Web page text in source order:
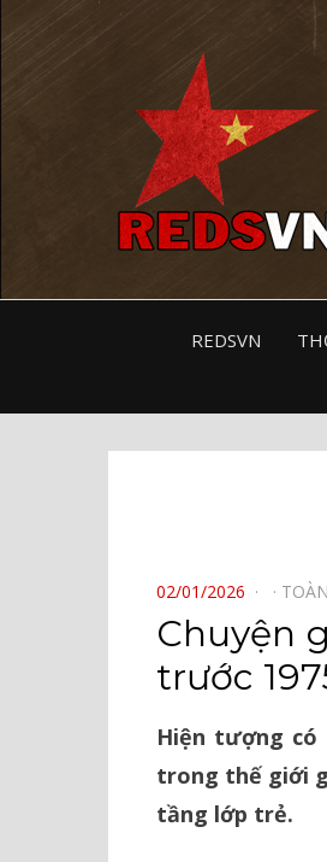
REDSVN
POSTED
ON
02/01/2026
Chuyện
trước
Hiện tượng có
trong thế giới
tầng lớp trẻ.